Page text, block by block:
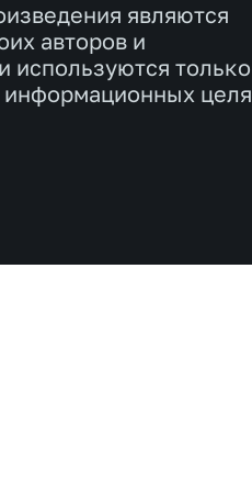
являются
авторов и
используются
информационных